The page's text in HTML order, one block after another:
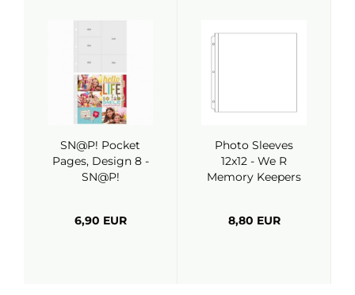
SN@P! Pocket
Pages, Design 8 -
SN@P!
6,90 EUR
Photo Sleeves
12x12 - We R
Memory Keepers
8,80 EUR